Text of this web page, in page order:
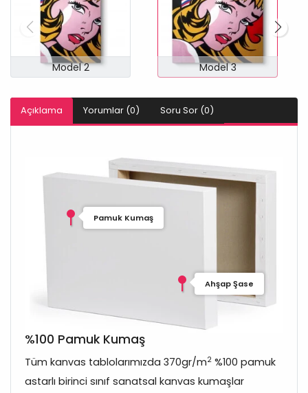
Model 2 Model 3
Açıklama Yorumlar (0) Soru Sor (0)
Pamuk Kumaş
Ahşap Şase
%100 Pamuk Kumaş
Tüm kanvas tablolarımızda 370gr/m2 %100 pamuk
astarlı birinci sınıf sanatsal kanvas kumaşlar